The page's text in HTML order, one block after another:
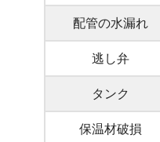
配管の水漏れ
逃し弁
タンク
保温材破損